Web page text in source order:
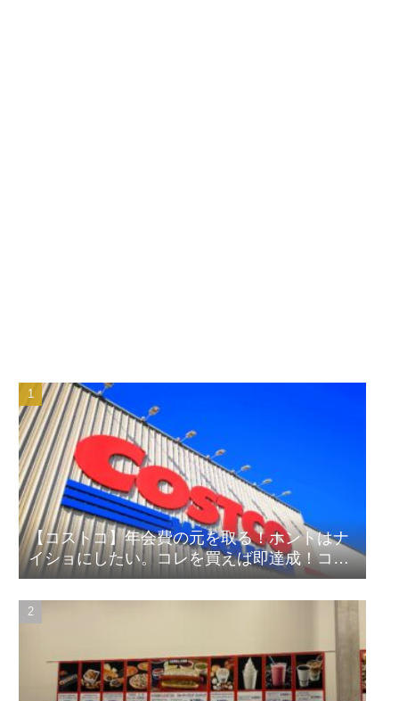
【コストコ】年会費の元を取る！ホントはナ
イショにしたい。コレを買えば即達成！コス
パ良しランキング！